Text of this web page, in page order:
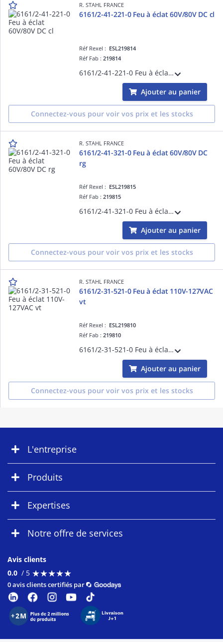
R. STAHL FRANCE
6161/2-41-221-0 Feu à éclat 60V/80V DC cl
Réf Rexel : ESL219814
Réf Fab :219814
6161/2-41-221-0 Feu à éclat 60V/80V DC cl
Ajouter au panier
Connectez-vous pour voir vos prix et les stocks
R. STAHL FRANCE
6161/2-41-321-0 Feu à éclat 60V/80V DC
rg
Réf Rexel : ESL219815
Réf Fab :219815
6161/2-41-321-0 Feu à éclat 60V/80V DC rg
Ajouter au panier
Connectez-vous pour voir vos prix et les stocks
R. STAHL FRANCE
6161/2-31-521-0 Feu à éclat 110V-127VAC
vt
Réf Rexel : ESL219810
Réf Fab :219810
6161/2-31-521-0 Feu à éclat 110V-127VAC vt
Ajouter au panier
Connectez-vous pour voir vos prix et les stocks
L'entreprise
Produits
Expertises
Notre offre de services
Avis clients
0.0 / 5 ★★★★★
★★★★★
0 avis clients certifiés par